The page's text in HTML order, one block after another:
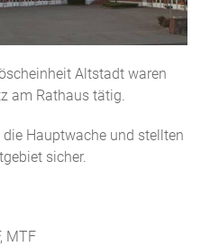
Altstadt waren
am Rathaus tätig.
Hauptwache und stellten
sicher.
MTF